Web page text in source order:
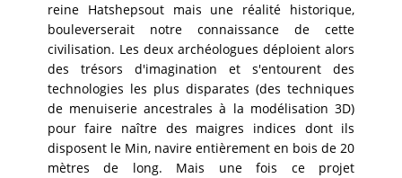
reine Hatshepsout mais une réalité historique,
bouleverserait notre connaissance de cette
civilisation. Les deux archéologues déploient alors
des trésors d'imagination et s'entourent des
technologies les plus disparates (des techniques
de menuiserie ancestrales à la modélisation 3D)
pour faire naître des maigres indices dont ils
disposent le Min, navire entièrement en bois de 20
mètres de long. Mais une fois ce projet